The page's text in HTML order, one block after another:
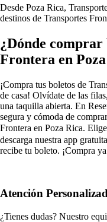
Desde Poza Rica,
destinos de Transportes
¿Dónde comprar
Frontera en
¡Compra tus boletos de
de casa! Olvídate de las
una taquilla abierta. En
segura y cómoda de
Frontera en Poza Rica.
descarga nuestra app
recibe tu boleto. ¡Compra
Atención
¿Tienes dudas? Nuestro